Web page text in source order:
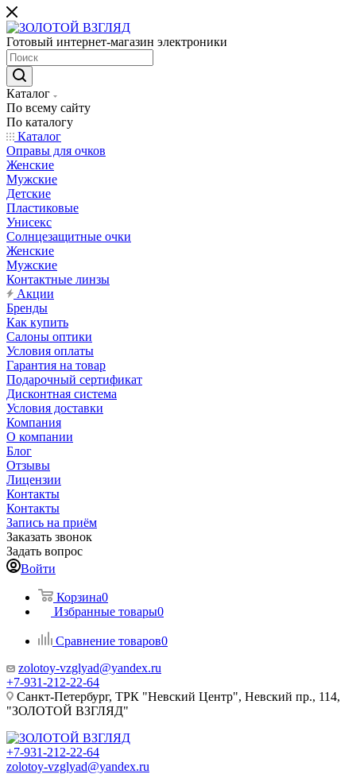
Готовый интернет-магазин электроники
Каталог
По всему сайту
По каталогу
Каталог
Оправы для очков
Женские
Мужские
Детские
Пластиковые
Унисекс
Солнцезащитные очки
Женские
Мужские
Контактные линзы
Акции
Бренды
Как купить
Салоны оптики
Условия оплаты
Гарантия на товар
Подарочный сертификат
Дисконтная система
Условия доставки
Компания
О компании
Блог
Отзывы
Лицензии
Контакты
Контакты
Запись на приём
Заказать звонок
Задать вопрос
Войти
Корзина0
Избранные товары0
Сравнение товаров0
zolotoy-vzglyad@yandex.ru
+7-931-212-22-64
Санкт-Петербург, ТРК "Невский Центр", Невский пр., 114,
"ЗОЛОТОЙ ВЗГЛЯД"
+7-931-212-22-64
zolotoy-vzglyad@yandex.ru